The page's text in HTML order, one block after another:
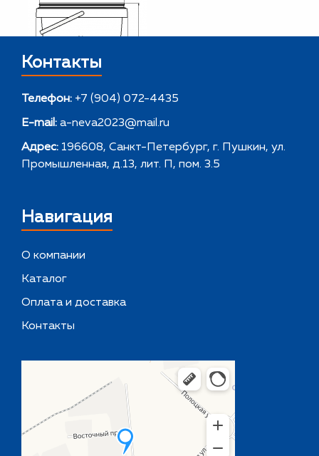
Контакты
Телефон: +7 (904) 072-4435
E-mail: a-neva2023@mail.ru
Адрес: 196608, Санкт-Петербург, г. Пушкин, ул.
Промышленная, д.13, лит. П, пом. 3.5
Навигация
О компании
Каталог
Оплата и доставка
Контакты